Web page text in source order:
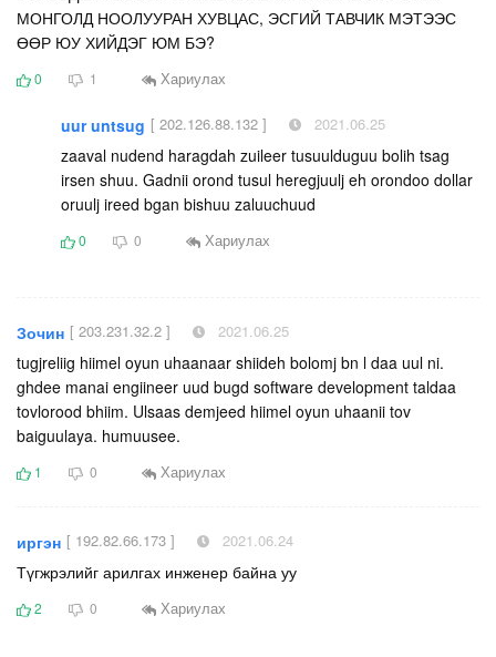
МОНГОЛД НООЛУУРАН ХУВЦАС, ЭСГИЙ ТАВЧИК МЭТЭЭС
ӨӨР ЮУ ХИЙДЭГ ЮМ БЭ?
0 1 Хариулах
uur untsug [ 202.126.88.132 ] 2021.06.25
zaaval nudend haragdah zuileer tusuulduguu bolih tsag
irsen shuu. Gadnii orond tusul heregjuulj eh orondoo dollar
oruulj ireed bgan bishuu zaluuchuud
0 0 Хариулах
Зочин [ 203.231.32.2 ] 2021.06.25
tugjreliig hiimel oyun uhaanaar shiideh bolomj bn l daa uul ni.
ghdee manai engiineer uud bugd software development taldaa
tovlorood bhiim. Ulsaas demjeed hiimel oyun uhaanii tov
baiguulaya. humuusee.
1 0 Хариулах
иргэн [ 192.82.66.173 ] 2021.06.24
Түгжрэлийг арилгах инженер байна уу
2 0 Хариулах